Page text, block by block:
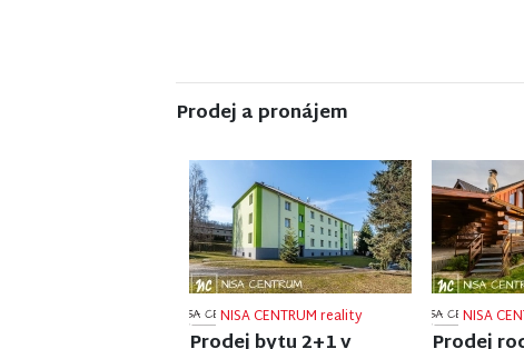
Prodej a pronájem
NISA CENTRUM reality
Prodej ubytovacího
NISA
Prodej